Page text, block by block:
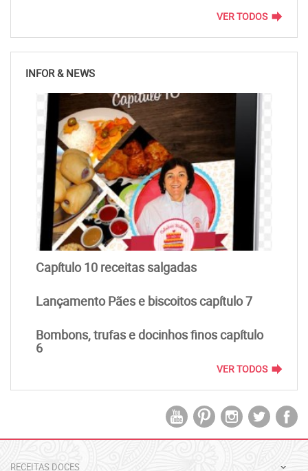
VER TODOS forward
INFOR & NEWS
Capítulo 10 receitas salgadas
Lançamento Pães e biscoitos capítulo 7
Bombons, trufas e docinhos finos capítulo
6
VER TODOS forward
RECEITAS DOCES